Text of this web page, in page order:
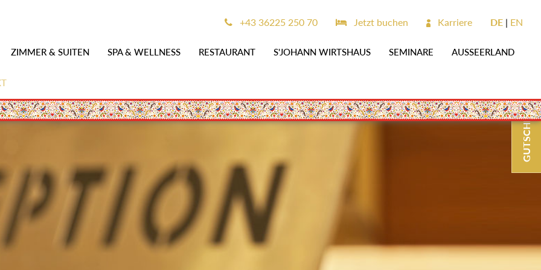
ZIMMER & SUITEN SPA & WELLNESS RESTAURANT S'JOHANN WIRTSHAUS SEMINARE AUSSEERLAND
+43 36225 250 70 Jetzt buchen Karriere DE EN
GUTSCHEINE